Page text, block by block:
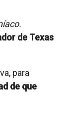
de Texas
para
de que